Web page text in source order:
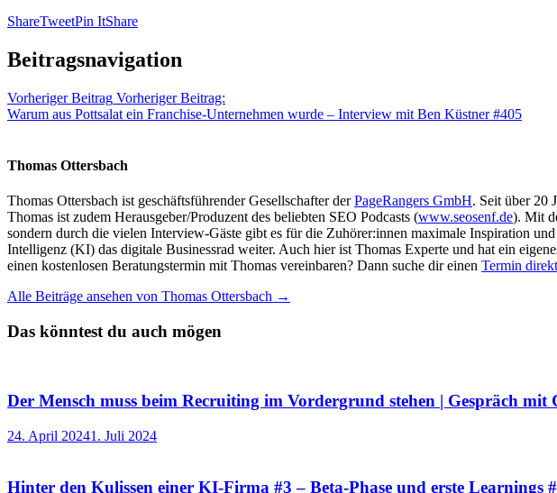
ShareTweetPin ItShare
Beitragsnavigation
Vorheriger Beitrag Vorheriger Beitrag:
Warum aus Pottsalat ein Franchise-Unternehmen wurde – Interview mit Ben Küstner #405
Thomas Ottersbach
Thomas Ottersbach ist geschäftsführender Gesellschafter derPageRangers GmbH. Seit über 20
Thomas ist zudem Herausgeber/Produzent des beliebten SEO Podcasts (www.seosenf.de). Mit
sondern durch die vielen Interview-Gäste gibt es für die Zuhörer:innen maximale Inspiration
Intelligenz (KI) das digitale Businessrad weiter. Auch hier ist Thomas Experte und hat ein
einen kostenlosen Beratungstermin mit Thomas vereinbaren? Dann suche dir einen Termin
Alle Beiträge ansehen von Thomas Ottersbach →
Das könntest du auch mögen
Der Mensch muss beim Recruiting im Vordergrund stehen | Gespräch mit
24. April 20241. Juli 2024
Hinter den Kulissen einer KI-Firma #3 – Beta-Phase und erste Learnings